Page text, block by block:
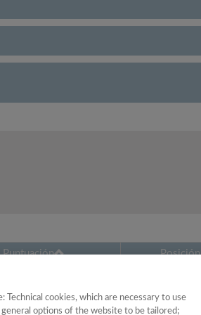
Puntuación Posición
cookies, which are necessary to use
options of the website to be tailored;